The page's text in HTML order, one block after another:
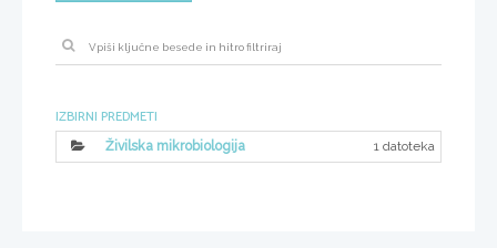
IZBIRNI PREDMETI
Živilska mikrobiologija 1 datoteka